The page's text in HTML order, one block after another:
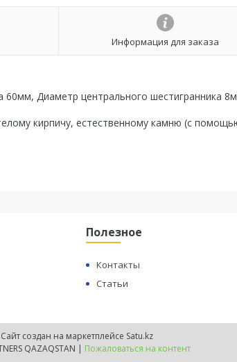
Информация для заказа
Диаметр центрального шестигранника
кирпичу, естественному камню (с
Полезное
Контакты
Статьи
Сайт создан на маркетплейсе Satu.kz
R&A PARTNERS QAZAQSTAN | Пожаловаться на контент